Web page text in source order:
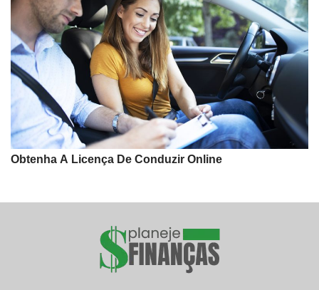
Obtenha A Licença De Conduzir Online